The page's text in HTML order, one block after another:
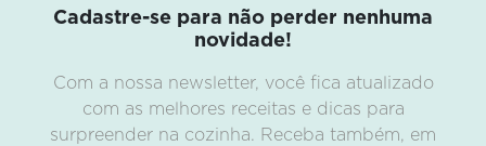
Cadastre-se para não perder nenhuma
novidade!
Com a nossa newsletter, você fica atualizado
com as melhores receitas e dicas para
surpreender na cozinha. Receba também, em